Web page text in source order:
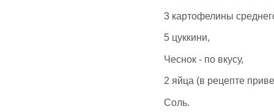
3 картофелины
5 цуккини,
Чеснок - по вкусу,
2 яйца (в рецепте
Соль.